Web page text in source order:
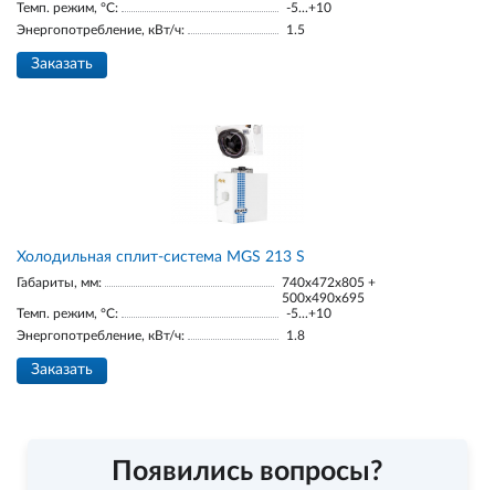
Темп. режим, °С:
-5...+10
Энергопотребление, кВт/ч:
1.5
Заказать
Холодильная сплит-система MGS 213 S
Габариты, мм:
740x472x805 +
500x490x695
Темп. режим, °С:
-5...+10
Энергопотребление, кВт/ч:
1.8
Заказать
Появились вопросы?